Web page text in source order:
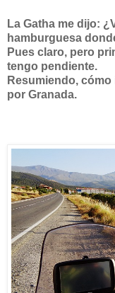
La Gatha me dijo:
hamburguesa
Pues claro, pero
tengo pendiente.
Resumiendo,
por Granada.